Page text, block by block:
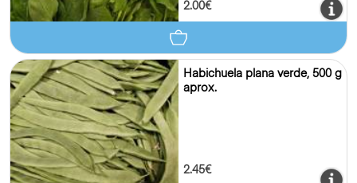
2.00€
Habichuela plana verde, 500 g
aprox.
2.45€